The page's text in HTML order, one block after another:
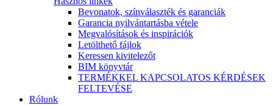
Bevonatok, színválaszték és garanciák
Garancia nyilvántartásba vétele
Megvalósítások és inspirációk
Letölthető fájlok
Keressen kivitelezőt
BIM könyvtár
TERMÉKKEL KAPCSOLATOS KÉRDÉSEK
FELTEVÉSE
Rólunk